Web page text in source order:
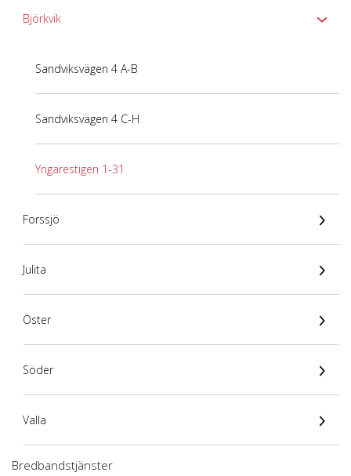
Björkvik
Sandviksvägen 4 A-B
Sandviksvägen 4 C-H
Yngarestigen 1-31
Forssjö
Julita
Öster
Söder
Valla
Bredbandstjänster